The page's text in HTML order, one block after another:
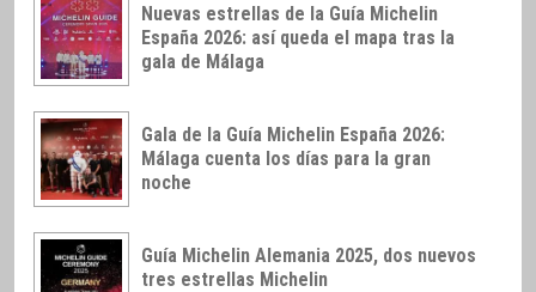
Nuevas estrellas de la Guía Michelin
España 2026: así queda el mapa tras la
gala de Málaga
Gala de la Guía Michelin España 2026:
Málaga cuenta los días para la gran
noche
Guía Michelin Alemania 2025, dos nuevos
tres estrellas Michelin